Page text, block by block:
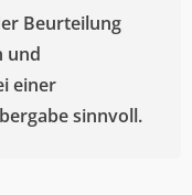
Beurteilung
und
einer
sinnvoll.